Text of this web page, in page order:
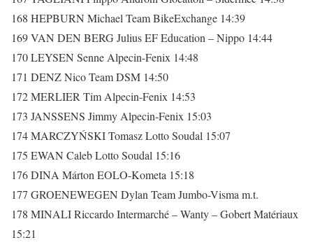
168 HEPBURN Michael Team BikeExchange 14:39
169 VAN DEN BERG Julius EF Education – Nippo 14:44
170 LEYSEN Senne Alpecin-Fenix 14:48
171 DENZ Nico Team DSM 14:50
172 MERLIER Tim Alpecin-Fenix 14:53
173 JANSSENS Jimmy Alpecin-Fenix 15:03
174 MARCZYŃSKI Tomasz Lotto Soudal 15:07
175 EWAN Caleb Lotto Soudal 15:16
176 DINA Márton EOLO-Kometa 15:18
177 GROENEWEGEN Dylan Team Jumbo-Visma m.t.
178 MINALI Riccardo Intermarché – Wanty – Gobert Matériaux
15:21